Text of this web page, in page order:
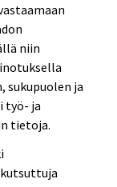
niin
sukupuolen ja
työ- ja
tietoja.